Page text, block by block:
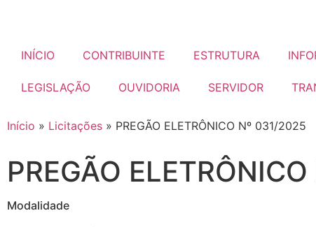
INÍCIO CONTRIBUINTE ESTRUTURA
LEGISLAÇÃO OUVIDORIA SERVIDOR
Início » Licitações » PREGÃO ELETRÔNICO Nº 031/2025
PREGÃO
Modalidade